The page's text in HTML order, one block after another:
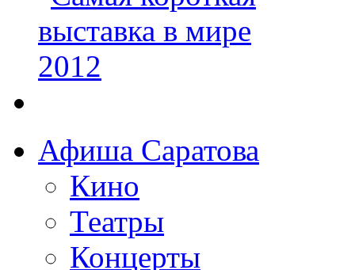
Афиша Саратова
Кино
Театры
Концерты